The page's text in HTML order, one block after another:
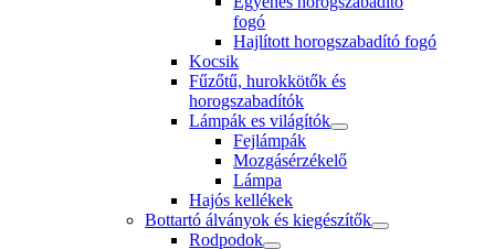
fogó
Hajlított horogszabadító fogó
Kocsik
Fűzőtű, hurokkötők és
horogszabadítók
Lámpák es világítók
Fejlámpák
Mozgásérzékelő
Lámpa
Hajós kellékek
Bottartó álványok és kiegészítők
Rodpodok